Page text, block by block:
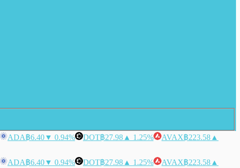
ADA฿6.40▼ 0.94% DOT฿27.98 ▲ 1.25% AVAX฿223.58 ▲
ADA฿6.40▼ 0.94% DOT฿27.98 ▲ 1.25% AVAX฿223.58 ▲